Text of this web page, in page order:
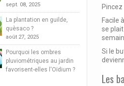
sept. 08, 2025
La plantation en guilde,
quèsaco ?
août 27, 2025
Pourquoi les ombres
pluviométriques au jardin
favorisent-elles l'Oïdium ?
Facile
se
Si le
Les